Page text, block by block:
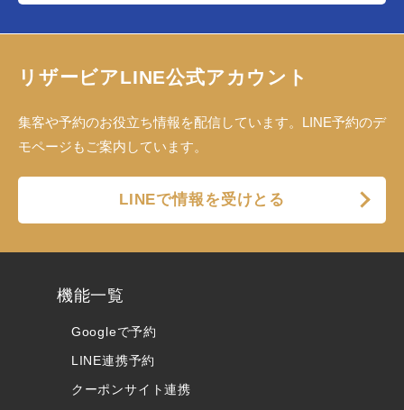
リザービアLINE公式アカウント
集客や予約のお役立ち情報を配信しています。LINE予約のデ
モページもご案内しています。
LINEで情報を受けとる
機能一覧
Googleで予約
LINE連携予約
クーポンサイト連携